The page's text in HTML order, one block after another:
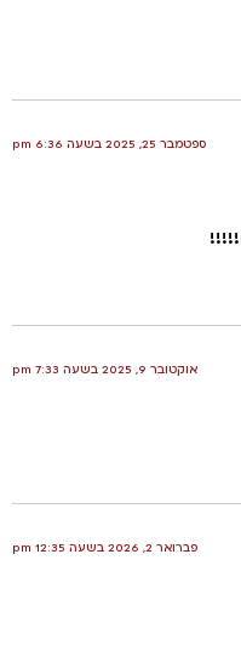
ספטמבר 25, 2025 בשעה 6:36 pm
אוקטובר 9, 2025 בשעה 7:33 pm
פברואר 2, 2026 בשעה 12:35 pm